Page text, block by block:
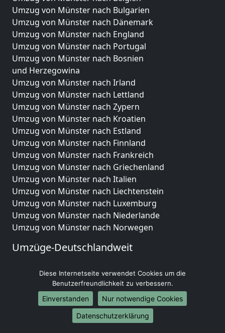
Umzug von Münster nach Bulgarien
Umzug von Münster nach Dänemark
Umzug von Münster nach England
Umzug von Münster nach Portugal
Umzug von Münster nach Bosnien
und Herzegowina
Umzug von Münster nach Irland
Umzug von Münster nach Lettland
Umzug von Münster nach Zypern
Umzug von Münster nach Kroatien
Umzug von Münster nach Estland
Umzug von Münster nach Finnland
Umzug von Münster nach Frankreich
Umzug von Münster nach Griechenland
Umzug von Münster nach Italien
Umzug von Münster nach Liechtenstein
Umzug von Münster nach Luxemburg
Umzug von Münster nach Niederlande
Umzug von Münster nach Norwegen
Umzüge-Deutschlandweit
Umzug von Münster nach Hamburg
Umzug von Münster nach München
Umzug von Münster nach Köln
Umzug von Münster nach Frankfurt am Main
Umzug von Münster nach Stuttgart
Diese Internetseite verwendet Cookies um die
Benutzerfreundlichkeit zu verbessern.
Einverstanden
Nur notwendige Cookies
Datenschutzerklärung